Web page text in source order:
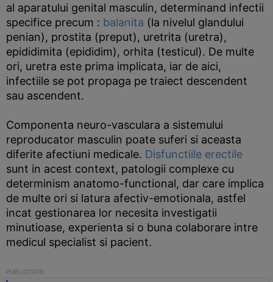
al aparatului genital masculin, determinand infectii
specifice precum : balanita (la nivelul glandului
penian), prostita (preput), uretrita (uretra),
epididimita (epididim), orhita (testicul). De multe
ori, uretra este prima implicata, iar de aici,
infectiile se pot propaga pe traiect descendent
sau ascendent.
Componenta neuro-vasculara a sistemului
reproducator masculin poate suferi si aceasta
diferite afectiuni medicale. Disfunctiile erectile
sunt in acest context, patologii complexe cu
determinism anatomo-functional, dar care implica
de multe ori si latura afectiv-emotionala, astfel
incat gestionarea lor necesita investigatii
minutioase, experienta si o buna colaborare intre
medicul specialist si pacient.